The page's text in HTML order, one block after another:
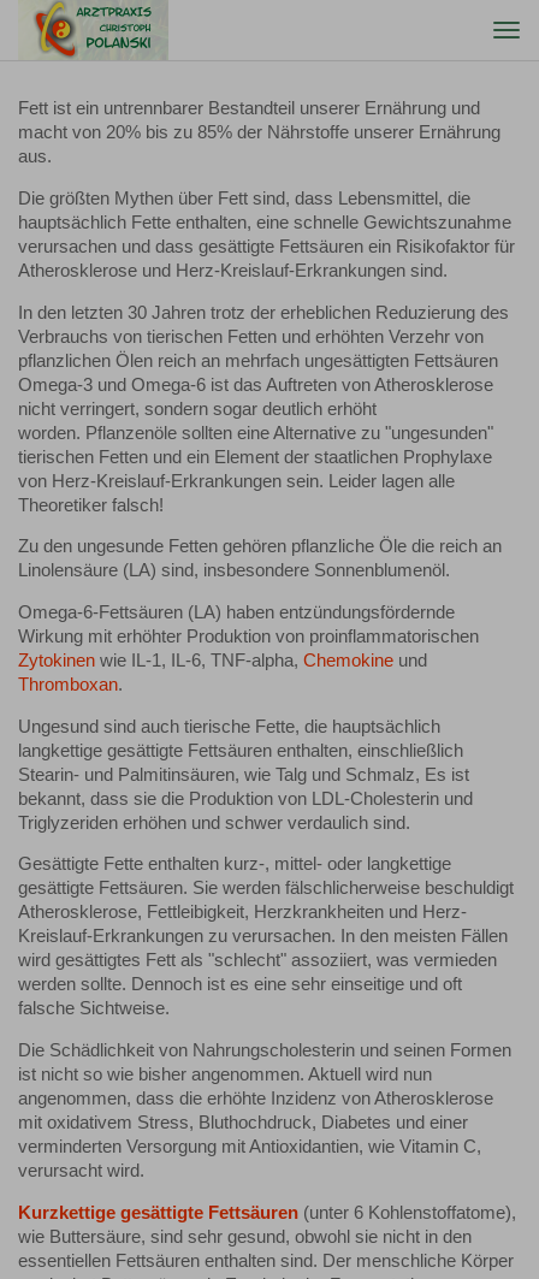
Fett ist ein untrennbarer Bestandteil unserer Ernährung und
macht von 20% bis zu 85% der Nährstoffe unserer Ernährung
aus.
Die größten Mythen über Fett sind, dass Lebensmittel, die
hauptsächlich Fette enthalten, eine schnelle Gewichtszunahme
verursachen und dass gesättigte Fettsäuren ein Risikofaktor für
Atherosklerose und Herz-Kreislauf-Erkrankungen sind.
In den letzten 30 Jahren trotz der erheblichen Reduzierung des
Verbrauchs von tierischen Fetten und erhöhten Verzehr von
pflanzlichen Ölen reich an mehrfach ungesättigten Fettsäuren
Omega-3 und Omega-6 ist das Auftreten von Atherosklerose
nicht verringert, sondern sogar deutlich erhöht
worden. Pflanzenöle sollten eine Alternative zu "ungesunden"
tierischen Fetten und ein Element der staatlichen Prophylaxe
von Herz-Kreislauf-Erkrankungen sein. Leider lagen alle
Theoretiker falsch!
Zu den ungesunde Fetten gehören pflanzliche Öle die reich an
Linolensäure (LA) sind, insbesondere Sonnenblumenöl.
Omega-6-Fettsäuren (LA) haben entzündungsfördernde
Wirkung mit erhöhter Produktion von proinflammatorischen
Zytokinen wie IL-1, IL-6, TNF-alpha, Chemokine und
Thromboxan.
Ungesund sind auch tierische Fette, die hauptsächlich
langkettige gesättigte Fettsäuren enthalten, einschließlich
Stearin- und Palmitinsäuren, wie Talg und Schmalz, Es ist
bekannt, dass sie die Produktion von LDL-Cholesterin und
Triglyzeriden erhöhen und schwer verdaulich sind.
Gesättigte Fette enthalten kurz-, mittel- oder langkettige
gesättigte Fettsäuren. Sie werden fälschlicherweise beschuldigt
Atherosklerose, Fettleibigkeit, Herzkrankheiten und Herz-
Kreislauf-Erkrankungen zu verursachen. In den meisten Fällen
wird gesättigtes Fett als "schlecht" assoziiert, was vermieden
werden sollte. Dennoch ist es eine sehr einseitige und oft
falsche Sichtweise.
Die Schädlichkeit von Nahrungscholesterin und seinen Formen
ist nicht so wie bisher angenommen. Aktuell wird nun
angenommen, dass die erhöhte Inzidenz von Atherosklerose
mit oxidativem Stress, Bluthochdruck, Diabetes und einer
verminderten Versorgung mit Antioxidantien, wie Vitamin C,
verursacht wird.
Kurzkettige gesättigte Fettsäuren (unter 6 Kohlenstoffatome),
wie Buttersäure, sind sehr gesund, obwohl sie nicht in den
essentiellen Fettsäuren enthalten sind. Der menschliche Körper